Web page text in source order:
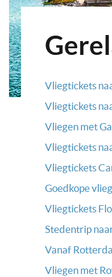
Vliegtickets
Vliegtickets
Vliegen met
Vliegtickets
Vliegtickets
Goedkope
Vliegtickets
Stedentrip
Vanaf
Vliegen met